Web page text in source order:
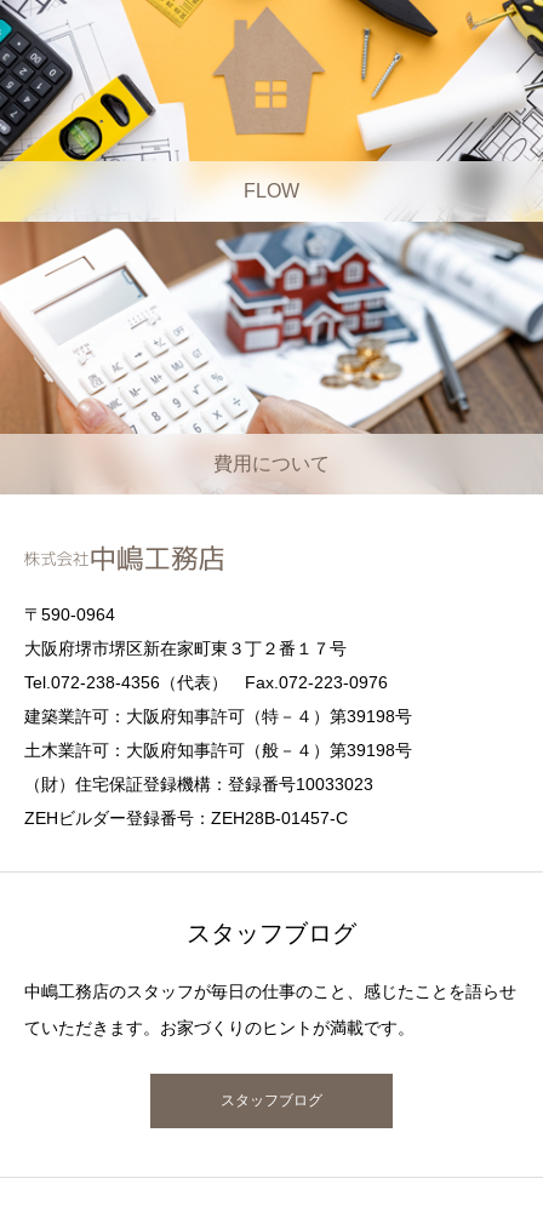
FLOW
費用について
〒590-0964
大阪府堺市堺区新在家町東３丁２番１７号
Tel.072-238-4356（代表） Fax.072-223-0976
建築業許可：大阪府知事許可（特－４）第39198号
土木業許可：大阪府知事許可（般－４）第39198号
（財）住宅保証登録機構：登録番号10033023
ZEHビルダー登録番号：ZEH28B-01457-C
スタッフブログ
中嶋工務店のスタッフが毎日の仕事のこと、感じたことを語らせ
ていただきます。お家づくりのヒントが満載です。
スタッフブログ